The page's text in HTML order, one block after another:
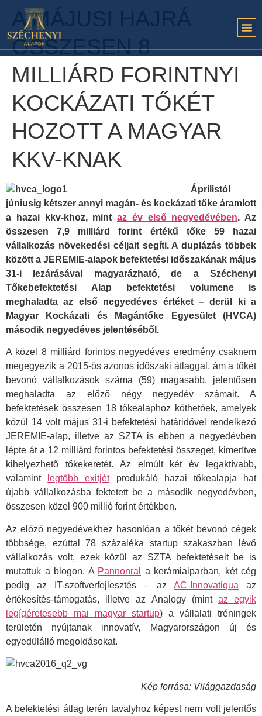
A MÁJUSI HAJRÁ
ÖSSZESEN 8
MILLIÁRD FORINTNYI
KOCKÁZATI TŐKÉT
HOZOTT A MAGYAR
KKV-KNAK
Áprilistól
júniusig kétszer annyi magán- és kockázati tőke áramlott
a hazai kkv-khoz, mint az év első negyedévében. Az
összesen 7,9 milliárd forint értékű tőke 59 hazai
vállalkozás növekedési céljait segíti. A duplázás többek
között a JEREMIE-alapok befektetési időszakának május
31-i lezárásával magyarázható, de a Széchenyi
Tőkebefektetési Alap befektetési volumene is
meghaladta az első negyedéves értéket – derül ki a
Magyar Kockázati és Magántőke Egyesület (HVCA)
második negyedéves jelentéséből.
A közel 8 milliárd forintos negyedéves eredmény csaknem
megegyezik a 2015-ös azonos időszaki átlaggal, ám a tőkét
bevonó vállalkozások száma (59) magasabb, jelentősen
meghaladta az előző négy negyedév számait. A
befektetések összesen 18 tőkealaphoz köthetőek, amelyek
közül 14 volt május 31-i befektetési határidővel rendelkező
JEREMIE-alap, illetve az SZTA is ebben a negyedévben
lépte át a 12 milliárd forintos befektetési összeget, kimerítve
kihelyezhető tőkekeretét. Az elmúlt két év legaktívabb,
valamint
legtöbb exitjétprodukáló hazai tőkealapja hat
újabb vállalkozásba fektetett be a második negyedévben,
összesen közel 900 millió forint értékben.
Az előző negyedévekhez hasonlóan a tőkét bevonó cégek
többsége, ezúttal 78 százaléka startup szakaszban lévő
vállalkozás volt, ezek közül az SZTA befektetéseit be is
mutattuk a blogon. A Pannonral
a kerámiaiparban, két cég
pedig az IT-szoftverfejlesztés – az AC-Innovatiqua az
értékesítés-támogatás, illetve az Analogy (mint az egyik
legígéretesebb mai magyar startup) a vállalati tréningek
területén nyújtanak innovatív, Magyarországon új és
egyedülálló megoldásokat.
Kép forrása: Világgazdaság
A befektetési átlag terén tavalyhoz képest nem volt jelentős